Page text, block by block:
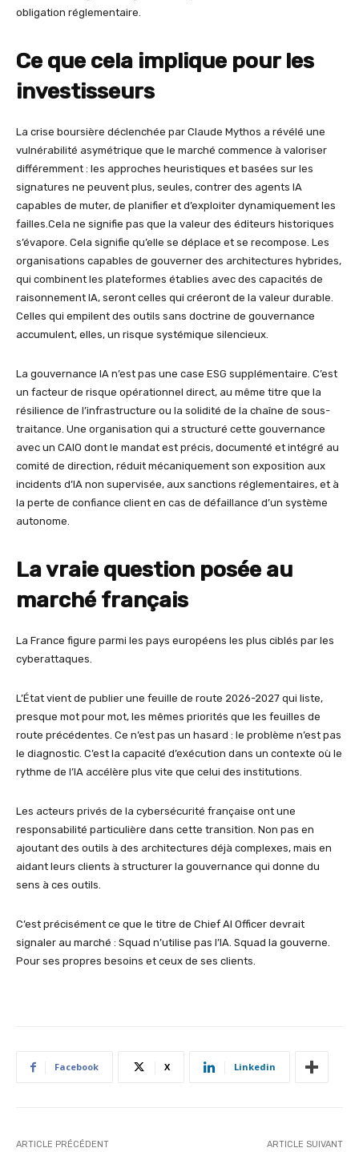
obligation réglementaire.
Ce que cela implique pour les
investisseurs
La crise boursière déclenchée par Claude Mythos a révélé une
vulnérabilité asymétrique que le marché commence à valoriser
différemment : les approches heuristiques et basées sur les
signatures ne peuvent plus, seules, contrer des agents IA
capables de muter, de planifier et d’exploiter dynamiquement les
failles.Cela ne signifie pas que la valeur des éditeurs historiques
s’évapore. Cela signifie qu’elle se déplace et se recompose. Les
organisations capables de gouverner des architectures hybrides,
qui combinent les plateformes établies avec des capacités de
raisonnement IA, seront celles qui créeront de la valeur durable.
Celles qui empilent des outils sans doctrine de gouvernance
accumulent, elles, un risque systémique silencieux.
La gouvernance IA n’est pas une case ESG supplémentaire. C’est
un facteur de risque opérationnel direct, au même titre que la
résilience de l’infrastructure ou la solidité de la chaîne de sous-
traitance. Une organisation qui a structuré cette gouvernance
avec un CAIO dont le mandat est précis, documenté et intégré au
comité de direction, réduit mécaniquement son exposition aux
incidents d’IA non supervisée, aux sanctions réglementaires, et à
la perte de confiance client en cas de défaillance d’un système
autonome.
La vraie question posée au
marché français
La France figure parmi les pays européens les plus ciblés par les
cyberattaques.
L’État vient de publier une feuille de route 2026-2027 qui liste,
presque mot pour mot, les mêmes priorités que les feuilles de
route précédentes. Ce n’est pas un hasard : le problème n’est pas
le diagnostic. C’est la capacité d’exécution dans un contexte où le
rythme de l’IA accélère plus vite que celui des institutions.
Les acteurs privés de la cybersécurité française ont une
responsabilité particulière dans cette transition. Non pas en
ajoutant des outils à des architectures déjà complexes, mais en
aidant leurs clients à structurer la gouvernance qui donne du
sens à ces outils.
C’est précisément ce que le titre de Chief AI Officer devrait
signaler au marché : Squad n’utilise pas l’IA. Squad la gouverne.
Pour ses propres besoins et ceux de ses clients.
Facebook X Linkedin
ARTICLE PRÉCÉDENT ARTICLE SUIVANT